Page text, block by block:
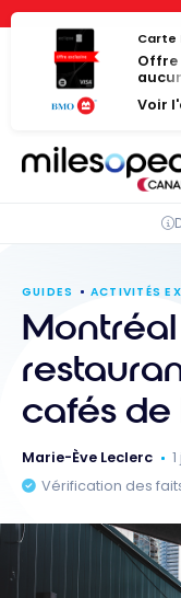
Panneau de gestion
Passer
contenu
Carte
Offre
Voir
GUIDES ACTIVITÉS
Montréal
cafés de
Marie-Ève Leclerc
Vérification des